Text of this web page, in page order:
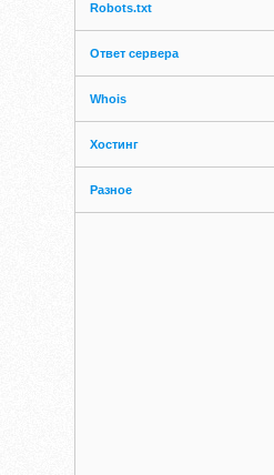
Robots.txt
Ответ сервера
Whois
Хостинг
Разное